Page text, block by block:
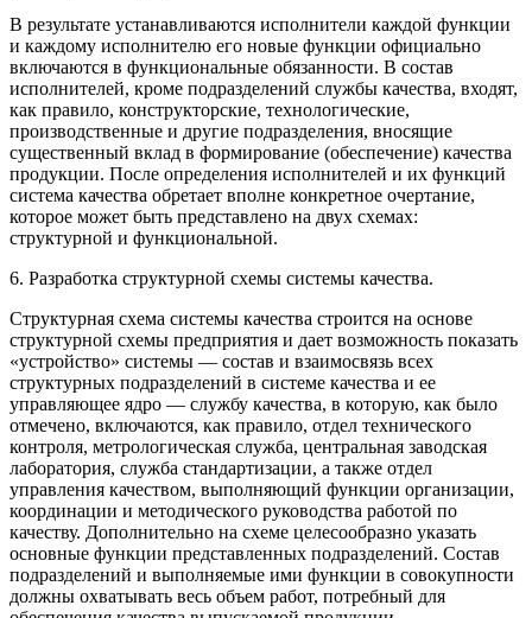
В результате устанавливаются исполнители каждой функции
и каждому исполнителю его новые функции официально
включаются в функциональные обязанности. В состав
исполнителей, кроме подразделений службы качества, входят,
как правило, конструкторские, технологические,
производственные и другие подразделения, вносящие
существенный вклад в формирование (обеспечение) качества
продукции. После определения исполнителей и их функций
система качества обретает вполне конкретное очертание,
которое может быть представлено на двух схемах:
структурной и функциональной.
6. Разработка структурной схемы системы качества.
Структурная схема системы качества строится на основе
структурной схемы предприятия и дает возможность показать
«устройство» системы — состав и взаимосвязь всех
структурных подразделений в системе качества и ее
управляющее ядро — службу качества, в которую, как было
отмечено, включаются, как правило, отдел технического
контроля, метрологическая служба, центральная заводская
лаборатория, служба стандартизации, а также отдел
управления качеством, выполняющий функции организации,
координации и мето­дического руководства работой по
качеству. Дополнительно на схеме целесообразно указать
основные функции представленных подразделений. Состав
подразделений и выполняемые ими функции в совокупности
долж­ны охватывать весь объем работ, потребный для